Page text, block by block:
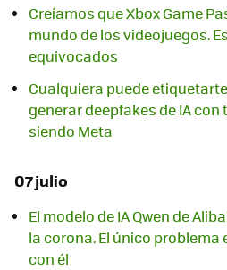
Creíamos que Xbox Game
mundo de los videojuegos.
equivocados
Cualquiera puede
generar deepfakes de IA con
siendo Meta
07 julio
El modelo de IA Qwen de
la corona. El único problema
con él